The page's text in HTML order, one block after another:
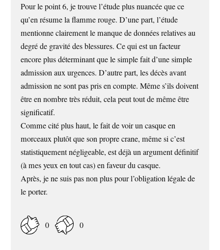
Pour le point 6, je trouve l’étude plus nuancée que ce
qu’en résume la flamme rouge. D’une part, l’étude
mentionne clairement le manque de données relatives au
degré de gravité des blessures. Ce qui est un facteur
encore plus déterminant que le simple fait d’une simple
admission aux urgences. D’autre part, les décès avant
admission ne sont pas pris en compte. Même s’ils doivent
être en nombre très réduit, cela peut tout de même être
significatif.
Comme cité plus haut, le fait de voir un casque en
morceaux plutôt que son propre crane, même si c’est
statistiquement négligeable, est déjà un argument définitif
(à mes yeux en tout cas) en faveur du casque.
Après, je ne suis pas non plus pour l’obligation légale de
le porter.
0 0